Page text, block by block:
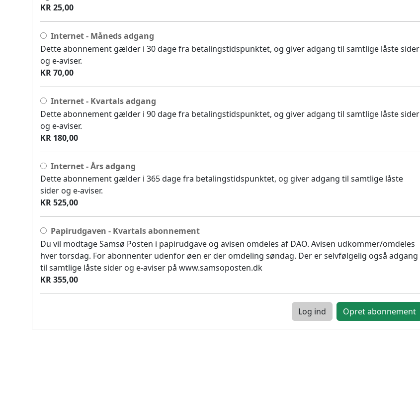
KR 25,00
Internet - Måneds adgang
Dette abonnement gælder i 30 dage fra betalingstidspunktet, og giver adgang til samtlige låste sider
og e-aviser.
KR 70,00
Internet - Kvartals adgang
Dette abonnement gælder i 90 dage fra betalingstidspunktet, og giver adgang til samtlige låste sider
og e-aviser.
KR 180,00
Internet - Års adgang
Dette abonnement gælder i 365 dage fra betalingstidspunktet, og giver adgang til samtlige låste
sider og e-aviser.
KR 525,00
Papirudgaven - Kvartals abonnement
Du vil modtage Samsø Posten i papirudgave og avisen omdeles af DAO. Avisen udkommer/omdeles
hver torsdag. For abonnenter udenfor øen er der omdeling søndag. Der er selvfølgelig også adgang
til samtlige låste sider og e-aviser på www.samsoposten.dk
KR 355,00
Log ind